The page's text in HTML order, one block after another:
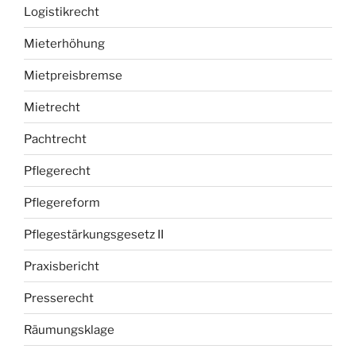
Logistikrecht
Mieterhöhung
Mietpreisbremse
Mietrecht
Pachtrecht
Pflegerecht
Pflegereform
Pflegestärkungsgesetz II
Praxisbericht
Presserecht
Räumungsklage